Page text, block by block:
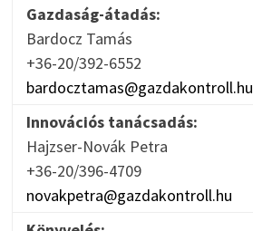
Gazdaság-átadás:
Bardocz Tamás
+36-20/392-6552
bardocztamas@gazdakontroll.hu
Innovációs tanácsadás:
Hajzser-Novák Petra
+36-20/396-4709
novakpetra@gazdakontroll.hu